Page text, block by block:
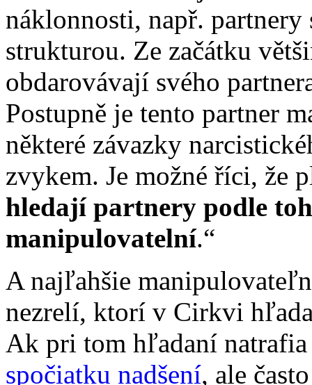
náklonnosti, např. partnery
strukturou. Ze začátku
obdarovávají svého
Postupně je tento partner
některé závazky
zvykem. Je možné říci, že
hledají partnery podle
manipulovatelní.“
A najľahšie
nezrelí, ktorí v Cirkvi
Ak pri tom hľadaní
spočiatku nadšení, ale